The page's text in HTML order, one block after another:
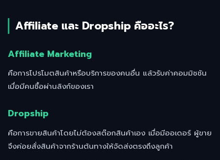
Affiliate และ Dropship คืออะไร?
Affiliate Marketing
คือการโปรโมตสินค้าหรือบริการของคนอื่น แล้วรับค่าคอมมิชชัน
เมื่อมีคนซื้อผ่านลิงก์ของเรา
Dropship
คือการขายสินค้าโดยไม่ต้องสต๊อกสินค้าเอง เมื่อมีออเดอร์ ผู้ขาย
จึงค่อยสั่งสินค้าจากร้านต้นทางให้จัดส่งตรงถึงลูกค้า